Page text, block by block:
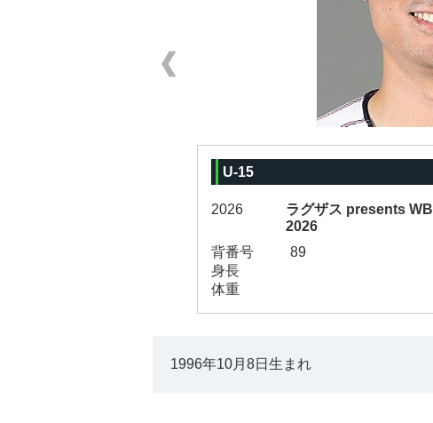
U-15
2026
ラグザス presents
2026
背番号
89
身長
体重
1996年10月8日生まれ